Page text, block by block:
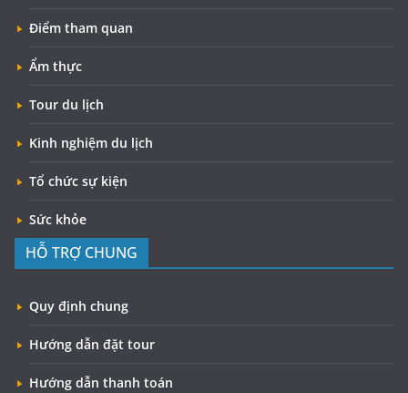
Điểm tham quan
Ẩm thực
Tour du lịch
Kinh nghiệm du lịch
Tổ chức sự kiện
Sức khỏe
HỖ TRỢ CHUNG
Quy định chung
Hướng dẫn đặt tour
Hướng dẫn thanh toán